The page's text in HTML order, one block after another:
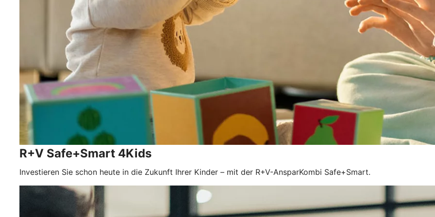
R+V Safe+Smart 4Kids
Investieren Sie schon heute in die Zukunft Ihrer Kinder – mit der R+V-AnsparKombi Safe+Smart.